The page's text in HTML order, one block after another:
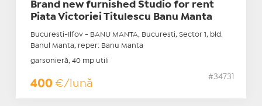
Brand new furnished Studio for rent
Piata Victoriei Titulescu Banu Manta
Bucuresti-Ilfov - BANU MANTA, Bucuresti, Sector 1, bld.
Banul Manta, reper: Banu Manta
garsonieră, 40 mp utili
400 €/lună
#34731